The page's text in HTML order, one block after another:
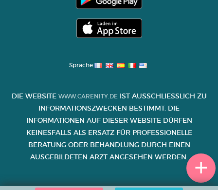
Sprache
DIE WEBSITE WWW.CARENITY.DEIST AUSSCHLIESSLICH ZU I
NFORMATIONSZWECKEN BESTIMMT. DIE I
NFORMATIONEN AUF DIESER WEBSITE DÜRFEN K
EINESFALLS ALS ERSATZ FÜR PROFESSIONELLE B
ERATUNG ODER BEHANDLUNG DURCH EINEN A
USGEBILDETEN ARZT ANGESEHEN WERDEN.